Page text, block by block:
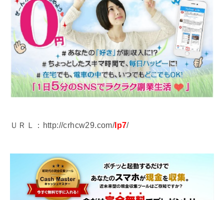
ＵＲＬ：http://crhcw29.com/lp7/